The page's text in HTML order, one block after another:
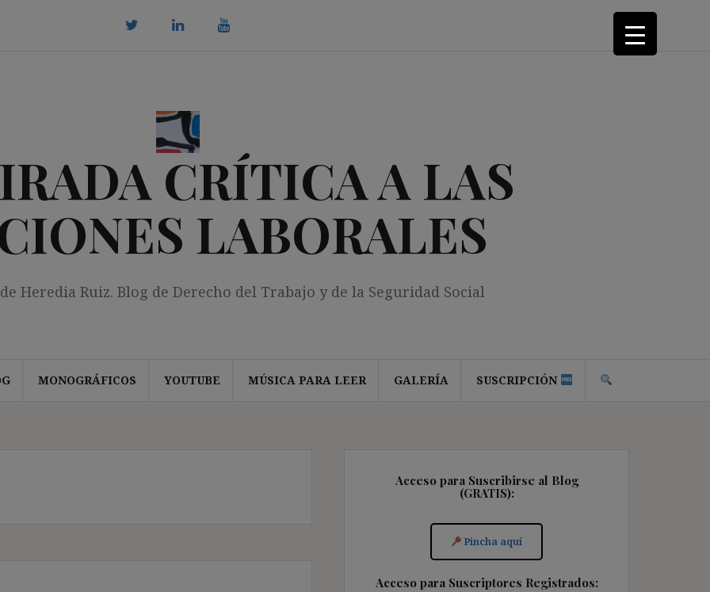
CRÍTICA A LAS
LABORALES
Heredia Ruiz. Blog de Derecho del Trabajo y de la Seguridad Social
MONOGRÁFICOS YOUTUBE MÚSICA PARA LEER GALERÍA SUSCRIPCIÓN
Acceso para Suscribirse al Blog
(GRATIS):
Pincha aquí
Acceso para Suscriptores Registrados: